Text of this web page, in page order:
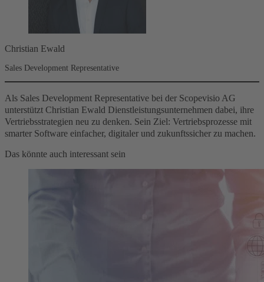
Christian Ewald
Sales Development Representative
Als Sales Development Representative bei der Scopevisio AG
unterstützt Christian Ewald Dienstleistungsunternehmen dabei, ihre
Vertriebsstrategien neu zu denken. Sein Ziel: Vertriebsprozesse mit
smarter Software einfacher, digitaler und zukunftssicher zu machen.
Das könnte auch interessant sein